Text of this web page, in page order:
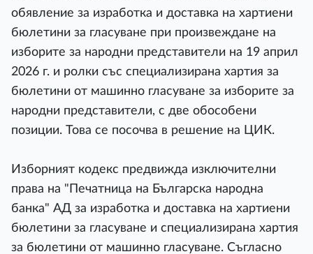
обявление за изработка и доставка на хартиени
бюлетини за гласуване при произвеждане на
изборите за народни представители на 19 април
2026 г. и ролки със специализирана хартия за
бюлетини от машинно гласуване за изборите за
народни представители, с две обособени
позиции. Това се посочва в решение на ЦИК.
Изборният кодекс предвижда изключителни
права на "Печатница на Българска народна
банка" АД за изработка и доставка на хартиени
бюлетини за гласуване и специализирана хартия
за бюлетини от машинно гласуване. Съгласно